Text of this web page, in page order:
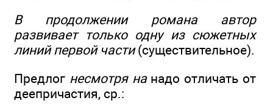
В продолжении романа автор
развивает только одну из сюжетных
линий первой части(существительное).
Предлог несмотря нанадо отличать от
деепричастия, ср.: